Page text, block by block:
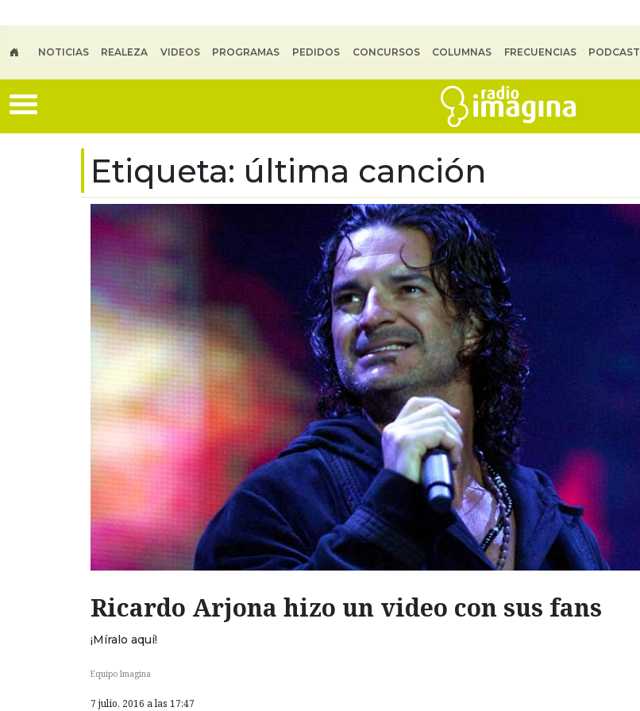
NOTICIAS REALEZA VIDEOS PROGRAMAS PEDIDOS CONCURSOS COLUMNAS FRECUENCIAS PODCAST
Etiqueta: última canción
Ricardo Arjona hizo un video con sus fans
¡Míralo aquí!
Equipo Imagina
7 julio, 2016 a las 17:47